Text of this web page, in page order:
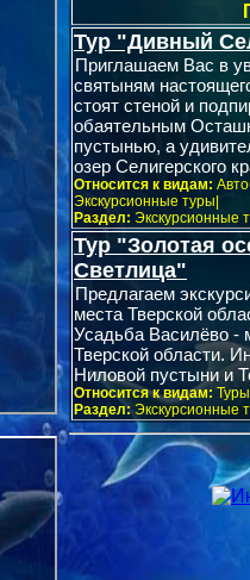
Тур "Дивный
Приглашаем Вас в
святыням
стоят стеной и
обаятельным
пустынью, а
озер Селигерского
Относится к видам:
Экскурсионные туры|
Раздел: Экскурсионные
Тур "Золотая
Светлица"
Предлагаем
места Тверской
Усадьба Василёво -
Тверской области.
Ниловой пустыни и
Относится к видам:
Раздел:Экскурсионные